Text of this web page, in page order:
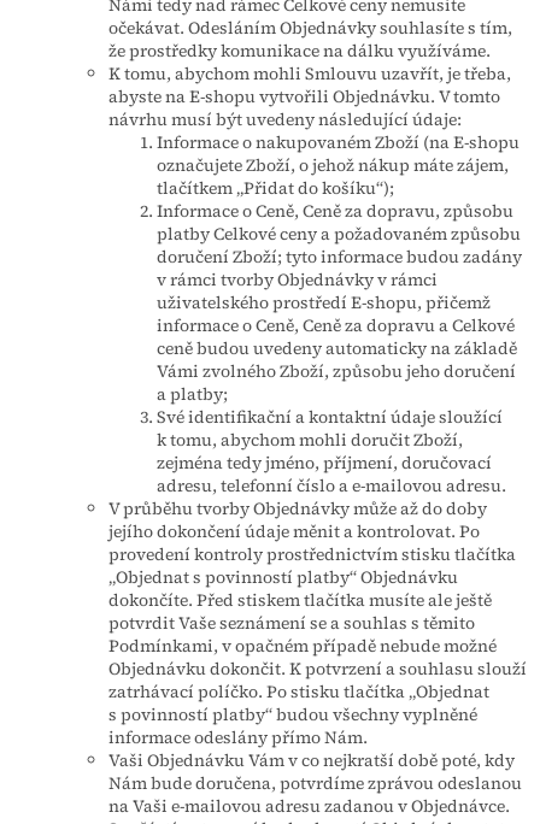
očekávat. Odesláním Objednávky souhlasíte s tím,
že prostředky komunikace na dálku využíváme.
K tomu, abychom mohli Smlouvu uzavřít, je třeba,
abyste na E-shopu vytvořili Objednávku. V tomto
návrhu musí být uvedeny následující údaje:
Informace o nakupovaném Zboží (na E-shopu
označujete Zboží, o jehož nákup máte zájem,
tlačítkem „Přidat do košíku“);
Informace o Ceně, Ceně za dopravu, způsobu
platby Celkové ceny a požadovaném způsobu
doručení Zboží; tyto informace budou zadány
v rámci tvorby Objednávky v rámci
uživatelského prostředí E-shopu, přičemž
informace o Ceně, Ceně za dopravu a Celkové
ceně budou uvedeny automaticky na základě
Vámi zvolného Zboží, způsobu jeho doručení
a platby;
Své identifikační a kontaktní údaje sloužící
k tomu, abychom mohli doručit Zboží,
zejména tedy jméno, příjmení, doručovací
adresu, telefonní číslo a e-mailovou adresu.
V průběhu tvorby Objednávky může až do doby
jejího dokončení údaje měnit a kontrolovat. Po
provedení kontroly prostřednictvím stisku tlačítka
„Objednat s povinností platby“ Objednávku
dokončíte. Před stiskem tlačítka musíte ale ještě
potvrdit Vaše seznámení se a souhlas s těmito
Podmínkami, v opačném případě nebude možné
Objednávku dokončit. K potvrzení a souhlasu slouží
zatrhávací políčko. Po stisku tlačítka „Objednat
s povinností platby“ budou všechny vyplněné
informace odeslány přímo Nám.
Vaši Objednávku Vám v co nejkratší době poté, kdy
Nám bude doručena, potvrdíme zprávou odeslanou
na Vaši e-mailovou adresu zadanou v Objednávce.